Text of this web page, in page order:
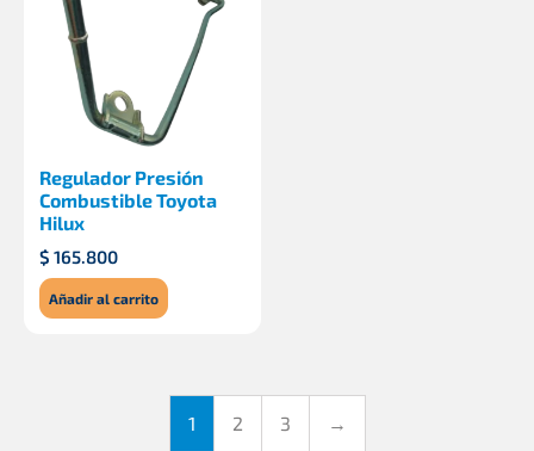
Regulador Presión
Combustible Toyota
Hilux
$ 165.800
Añadir al carrito
1 2 3 →